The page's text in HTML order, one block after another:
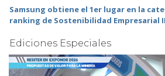
Samsung obtiene el 1er lugar en la
ranking de Sostenibilidad Empresarial
Ediciones Especiales